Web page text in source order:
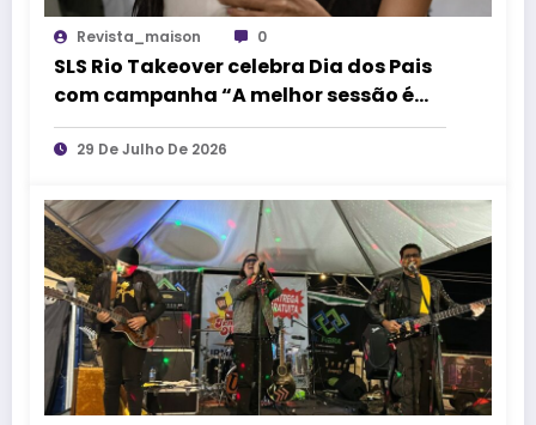
Revista_maison 0
SLS Rio Takeover celebra Dia dos Pais
com campanha “A melhor sessão é
vivida junto”
29 De Julho De 2026